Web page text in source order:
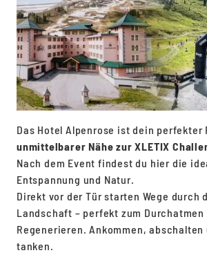
Das Hotel Alpenrose ist dein
unmittelbarer Nähe zur XLETIX
Nach dem Event findest du hier die
Entspannung und Natur.
Direkt vor der Tür starten Wege durch
Landschaft – perfekt zum Durchatmen
Regenerieren. Ankommen, abschalten
tanken.